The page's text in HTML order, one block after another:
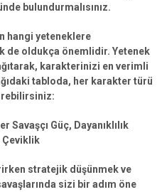
bulundurmalısınız.
hangi yeteneklere
de oldukça önemlidir. Yetenek
karakterinizi en verimli
tabloda, her karakter türü
Savaşçı Güç, Dayanıklılık
Çeviklik
stratejik düşünmekve
sizi bir adım öne